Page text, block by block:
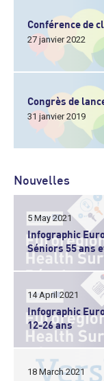
Conférence de
27 janvier 2022
Congrès de
31 janvier 2019
Nouvelles
5 May 2021
Infographic
Séniors 55 ans
14 April 2021
Infographic
12-26 ans
18 March 2021